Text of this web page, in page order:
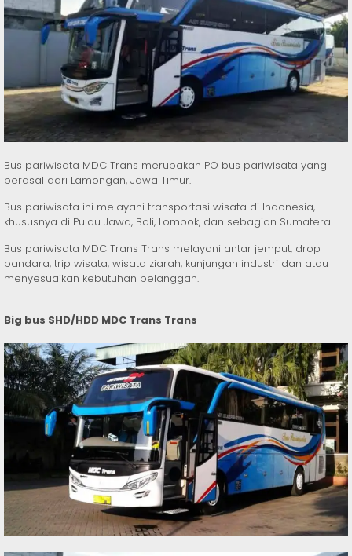
Bus pariwisata MDC Trans merupakan PO bus pariwisata yang
berasal dari Lamongan, Jawa Timur.
Bus pariwisata ini melayani transportasi wisata di Indonesia,
khususnya di Pulau Jawa, Bali, Lombok, dan sebagian Sumatera.
Bus pariwisata MDC Trans Trans melayani antar jemput, drop
bandara, trip wisata, wisata ziarah, kunjungan industri dan atau
menyesuaikan kebutuhan pelanggan.
Big bus SHD/HDD MDC Trans Trans